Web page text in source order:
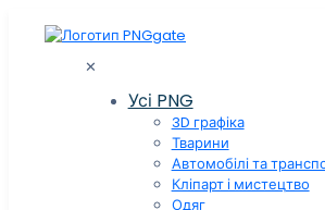
✕
Усі PNG
3D графіка
Тварини
Автомобілі та
Кліпарт і мистецтво
Одяг